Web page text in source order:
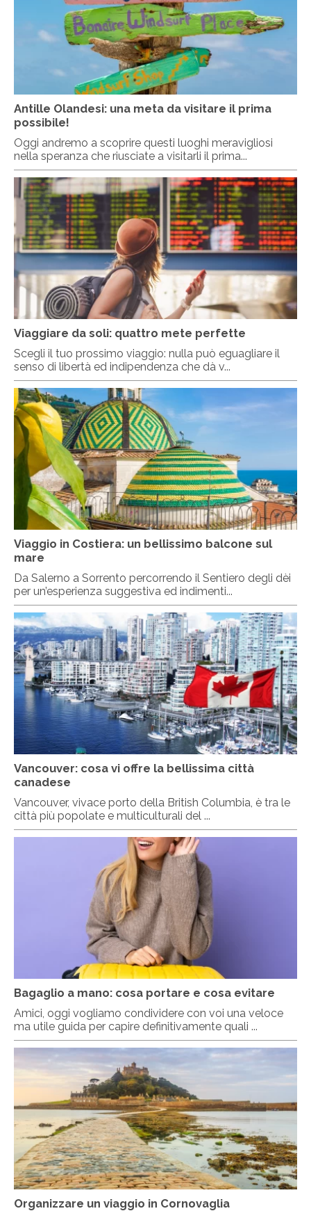
Antille Olandesi: una meta da visitare il prima
possibile!
Oggi andremo a scoprire questi luoghi meravigliosi
nella speranza che riusciate a visitarli il prima...
Viaggiare da soli: quattro mete perfette
Scegli il tuo prossimo viaggio: nulla può eguagliare il
senso di libertà ed indipendenza che dà v...
Viaggio in Costiera: un bellissimo balcone sul
mare
Da Salerno a Sorrento percorrendo il Sentiero degli dèi
per un’esperienza suggestiva ed indimenti...
Vancouver: cosa vi offre la bellissima città
canadese
Vancouver, vivace porto della British Columbia, è tra le
città più popolate e multiculturali del ...
Bagaglio a mano: cosa portare e cosa evitare
Amici, oggi vogliamo condividere con voi una veloce
ma utile guida per capire definitivamente quali ...
Organizzare un viaggio in Cornovaglia